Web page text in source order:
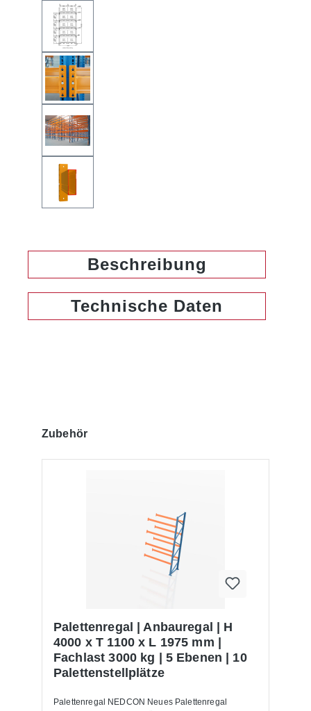
Beschreibung
Technische Daten
Produktgalerie überspringen
Zubehör
Palettenregal | Anbauregal | H
4000 x T 1100 x L 1975 mm |
Fachlast 3000 kg | 5 Ebenen | 10
Palettenstellplätze
Palettenregal NEDCON Neues Palettenregal